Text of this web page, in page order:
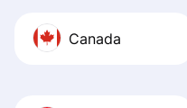
Canada